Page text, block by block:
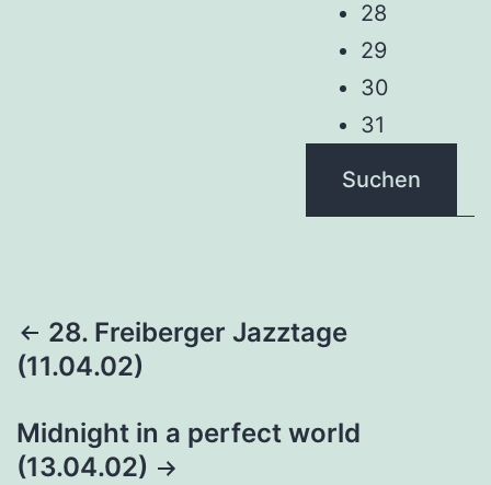
28
29
30
31
Suchen
Beitragsnavigation
28. Freiberger Jazztage
(11.04.02)
Midnight in a perfect world
(13.04.02)